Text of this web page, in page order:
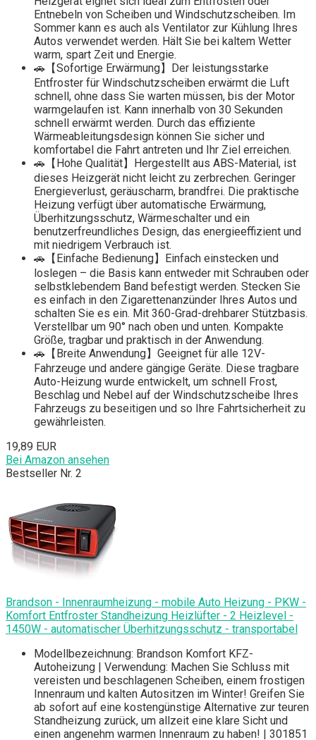
Entnebeln von Scheiben und Windschutzscheiben. Im
Sommer kann es auch als Ventilator zur Kühlung Ihres
Autos verwendet werden. Hält Sie bei kaltem Wetter
warm, spart Zeit und Energie.
🚗【Sofortige Erwärmung】Der leistungsstarke
Entfroster für Windschutzscheiben erwärmt die Luft
schnell, ohne dass Sie warten müssen, bis der Motor
warmgelaufen ist. Kann innerhalb von 30 Sekunden
schnell erwärmt werden. Durch das effiziente
Wärmeableitungsdesign können Sie sicher und
komfortabel die Fahrt antreten und Ihr Ziel erreichen.
🚗【Hohe Qualität】Hergestellt aus ABS-Material, ist
dieses Heizgerät nicht leicht zu zerbrechen. Geringer
Energieverlust, geräuscharm, brandfrei. Die praktische
Heizung verfügt über automatische Erwärmung,
Überhitzungsschutz, Wärmeschalter und ein
benutzerfreundliches Design, das energieeffizient und
mit niedrigem Verbrauch ist.
🚗【Einfache Bedienung】Einfach einstecken und
loslegen – die Basis kann entweder mit Schrauben oder
selbstklebendem Band befestigt werden. Stecken Sie
es einfach in den Zigarettenanzünder Ihres Autos und
schalten Sie es ein. Mit 360-Grad-drehbarer Stützbasis.
Verstellbar um 90° nach oben und unten. Kompakte
Größe, tragbar und praktisch in der Anwendung.
🚗【Breite Anwendung】Geeignet für alle 12V-
Fahrzeuge und andere gängige Geräte. Diese tragbare
Auto-Heizung wurde entwickelt, um schnell Frost,
Beschlag und Nebel auf der Windschutzscheibe Ihres
Fahrzeugs zu beseitigen und so Ihre Fahrtsicherheit zu
gewährleisten.
19,89 EUR
Bei Amazon ansehen
Bestseller Nr. 2
Brandson - Innenraumheizung - mobile Auto Heizung - PKW -
Komfort Entfroster Standheizung Heizlüfter - 2 Heizlevel -
1450W - automatischer Überhitzungsschutz - transportabel
Modellbezeichnung: Brandson Komfort KFZ-
Autoheizung | Verwendung: Machen Sie Schluss mit
vereisten und beschlagenen Scheiben, einem frostigen
Innenraum und kalten Autositzen im Winter! Greifen Sie
ab sofort auf eine kostengünstige Alternative zur teuren
Standheizung zurück, um allzeit eine klare Sicht und
einen angenehm warmen Innenraum zu haben! | 301851